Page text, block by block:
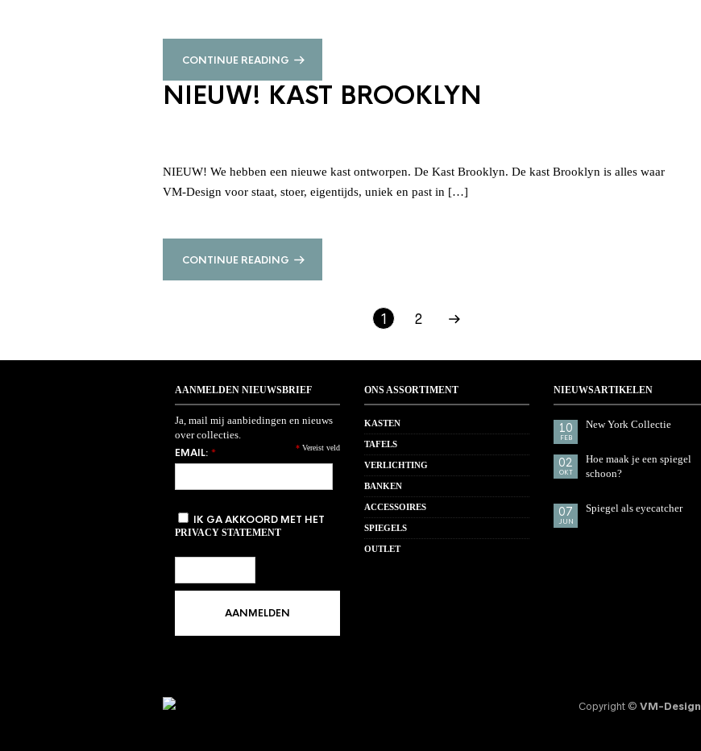
CONTINUE READING
NIEUW! KAST BROOKLYN
NIEUW! We hebben een nieuwe kast ontworpen. De Kast Brooklyn. De kast Brooklyn is alles waar
VM-Design voor staat, stoer, eigentijds, uniek en past in […]
CONTINUE READING
1 2
AANMELDEN NIEUWSBRIEF
Ja, mail mij aanbiedingen en nieuws
over collecties.
* Vereist veld
EMAIL: *
IK GA AKKOORD MET HET
PRIVACY STATEMENT
ONS ASSORTIMENT
KASTEN
TAFELS
VERLICHTING
BANKEN
ACCESSOIRES
SPIEGELS
OUTLET
NIEUWSARTIKELEN
10
FEB
New York Collectie
02
OKT
Hoe maak je een spiegel
schoon?
07
JUN
Spiegel als eyecatcher
Copyright © VM-Design